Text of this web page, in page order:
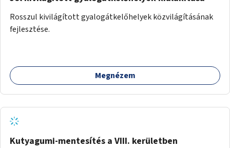
Rosszul kivilágított gyalogátkelőhelyek közvilágításának
fejlesztése.
Megnézem
Kutyagumi-mentesítés a VIII. kerületben